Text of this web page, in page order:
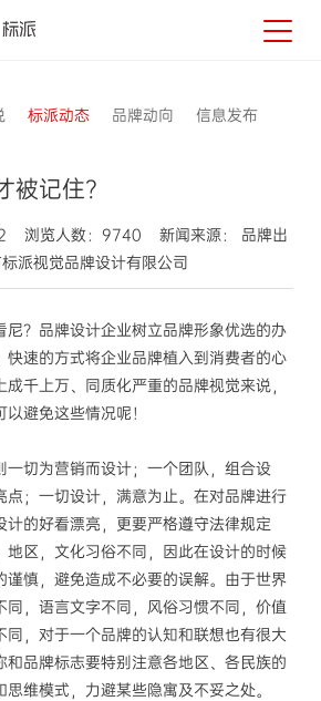
标派动态 品牌动向 信息发布
被记住？
浏览人数：9740 新闻来源： 品牌出
派视觉品牌设计有限公司
尼？品牌设计企业树立品牌形象优选的办
快速的方式将企业品牌植入到消费者的心
千上万、同质化严重的品牌视觉来说，
避免这些情况呢！
一切为营销而设计；一个团队，组合设
点；一切设计，满意为止。在对品牌进行
计的好看漂亮，更要严格遵守法律规定
地区，文化习俗不同，因此在设计的时候
谨慎，避免造成不必要的误解。由于世界
同，语言文字不同，风俗习惯不同，价值
同，对于一个品牌的认知和联想也有很大
和品牌标志要特别注意各地区、各民族的
维模式，力避某些隐寓及不妥之处。